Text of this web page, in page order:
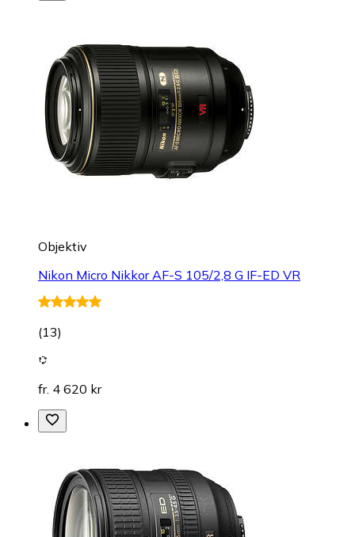
Objektiv
Nikon Micro Nikkor AF-S 105/2,8 G IF-ED VR
(13)
fr. 4 620 kr